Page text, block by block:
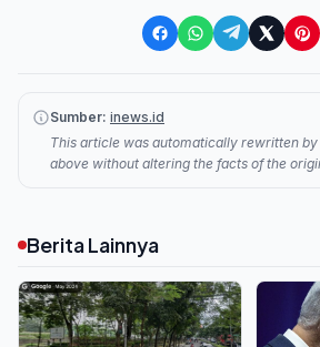
Sumber: inews.id
This article was automatically rewritten by
above without altering the facts of the
Berita Lainnya